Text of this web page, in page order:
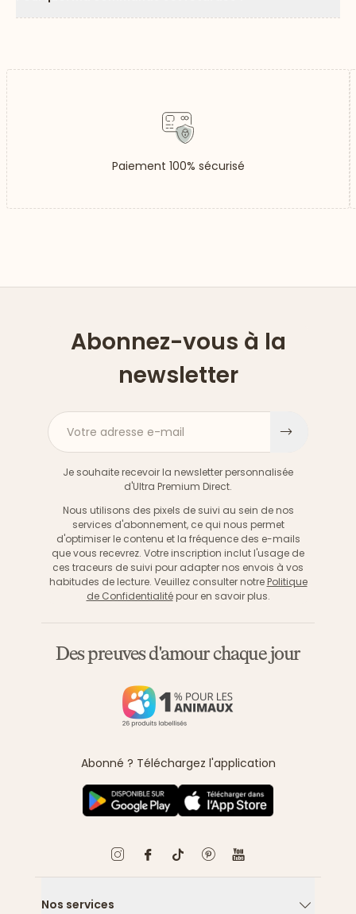
Paiement 100% sécurisé
Abonnez-vous à la
newsletter
Votre adresse e-mail
Je souhaite recevoir la newsletter personnalisée
d'Ultra Premium Direct.
Nous utilisons des pixels de suivi au sein de nos
services d'abonnement, ce qui nous permet
d'optimiser le contenu et la fréquence des e-mails
que vous recevrez. Votre inscription inclut l'usage de
ces traceurs de suivi pour adapter nos envois à vos
habitudes de lecture. Veuillez consulter notre Politique
de Confidentialitépour en savoir plus.
Des preuves d'amour chaque jour
Abonné ? Téléchargez l'application
Nos services